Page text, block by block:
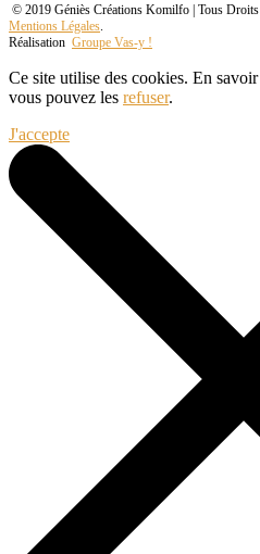
© 2019 Géniès Créations Komilfo | Tous
Mentions Légales
Réalisation Groupe Vas-y !
Ce site utilise des cookies. En
vous pouvez les refuser.
J'accepte